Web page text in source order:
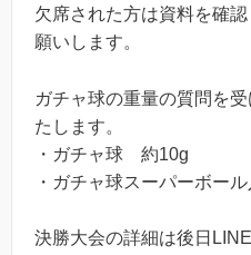
欠席された方は資料を確
願いします。
ガチャ球の重量の質問を
たします。
・ガチャ球 約10g
・ガチャ球スーパーボー
決勝大会の詳細は後日